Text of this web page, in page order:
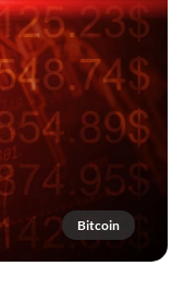
Bitcoin